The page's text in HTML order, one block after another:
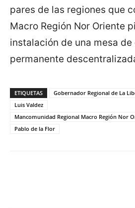
pares de las regiones que
Macro Región Nor Oriente
instalación de una mesa
permanente
ETIQUETAS Gobernador Regional de La
Luis Valdez
Mancomunidad Regional Macro Región Nor
Pablo de la Flor